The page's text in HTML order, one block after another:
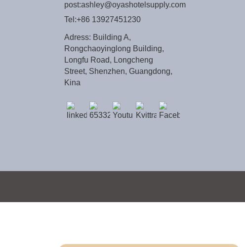
post:ashley@oyashotelsupply.com
Tel:+86 13927451230
Adress: Building A,
Rongchaoyinglong Building,
Longfu Road, Longcheng
Street, Shenzhen, Guangdong,
Kina